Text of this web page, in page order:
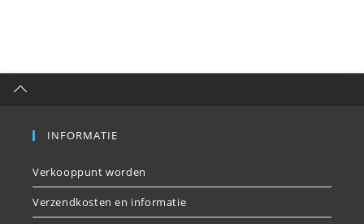
INFORMATIE
Verkooppunt worden
Verzendkosten en informatie